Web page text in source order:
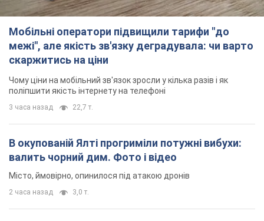
Мобільні оператори підвищили тарифи "до
межі", але якість зв'язку деградувала: чи варто
скаржитись на ціни
Чому ціни на мобільний зв'язок зросли у кілька разів і як
поліпшити якість інтернету на телефоні
3 часа назад 22,7 т.
В окупованій Ялті прогриміли потужні вибухи:
валить чорний дим. Фото і відео
Місто, ймовірно, опинилося під атакою дронів
2 часа назад 3,0 т.